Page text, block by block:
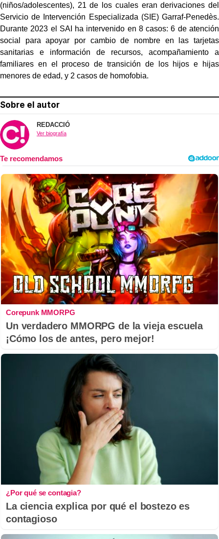
(niños/adolescentes), 21 de los cuales eran derivaciones del
Servicio de Intervención Especializada (SIE) Garraf-Penedès.
Durante 2023 el SAI ha intervenido en 8 casos: 6 de atención
social para apoyar por cambio de nombre en las tarjetas
sanitarias e información de recursos, acompañamiento a
familiares en el proceso de transición de los hijos e hijas
menores de edad, y 2 casos de homofobia.
Sobre el autor
REDACCIÓ
Ver biografía
Corepunk MMORPG
Un verdadero MMORPG de la vieja escuela
¡Cómo los de antes, pero mejor!
¿Por qué se contagia?
La ciencia explica por qué el bostezo es
contagioso